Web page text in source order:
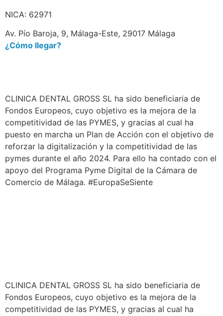
NICA: 62971
Av. Pío Baroja, 9, Málaga-Este, 29017 Málaga
¿Cómo llegar?
CLINICA DENTAL GROSS SL ha sido beneficiaria de
Fondos Europeos, cuyo objetivo es la mejora de la
competitividad de las PYMES, y gracias al cual ha
puesto en marcha un Plan de Acción con el objetivo de
reforzar la digitalización y la competitividad de las
pymes durante el año 2024. Para ello ha contado con el
apoyo del Programa Pyme Digital de la Cámara de
Comercio de Málaga. #EuropaSeSiente
CLINICA DENTAL GROSS SL ha sido beneficiaria de
Fondos Europeos, cuyo objetivo es la mejora de la
competitividad de las PYMES, y gracias al cual ha